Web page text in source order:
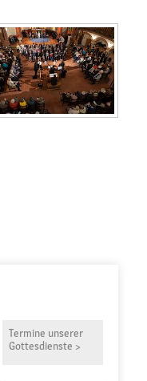
Termine unserer
Gottesdienste >